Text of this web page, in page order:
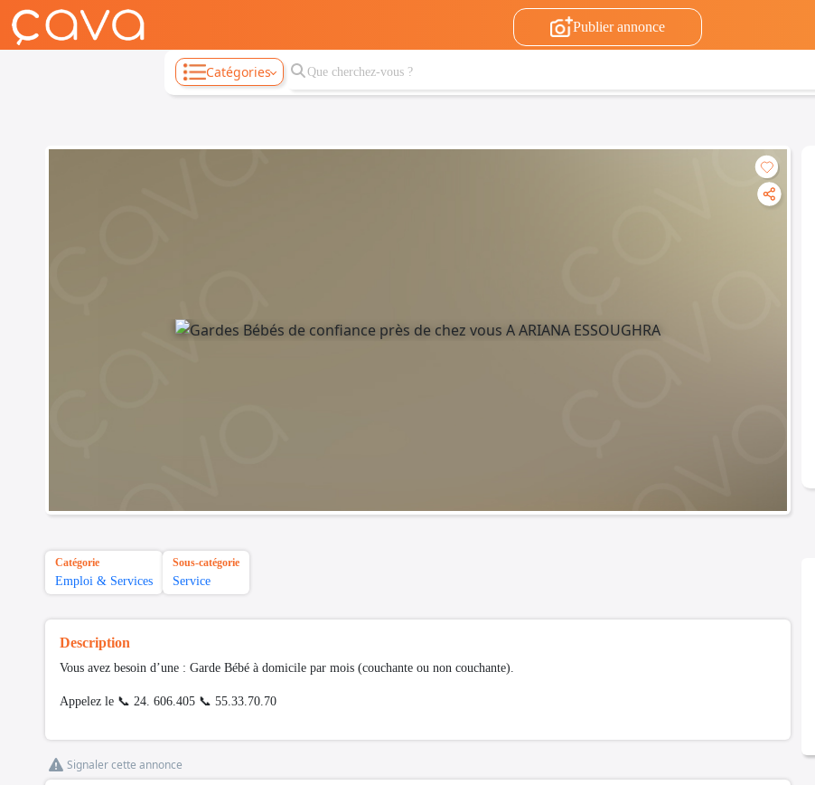
Publier annonce
Catégories
Catégorie
Emploi & Services
Sous-catégorie
Service
Description
Vous avez besoin d’une : Garde Bébé à domicile par mois (couchante ou non couchante).
Appelez le 📞 24. 606.405 📞 55.33.70.70
Signaler cette annonce